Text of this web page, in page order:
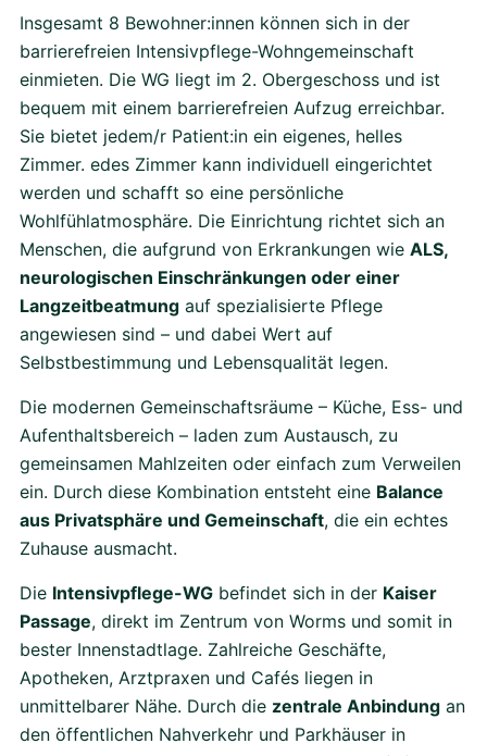
Insgesamt 8 Bewohner:innen können sich in der
barrierefreien Intensivpflege-Wohngemeinschaft
einmieten. Die WG liegt im 2. Obergeschoss und ist
bequem mit einem barrierefreien Aufzug erreichbar.
Sie bietet jedem/r Patient:in ein eigenes, helles
Zimmer. edes Zimmer kann individuell eingerichtet
werden und schafft so eine persönliche
Wohlfühlatmosphäre. Die Einrichtung richtet sich an
Menschen, die aufgrund von Erkrankungen wie ALS,
neurologischen Einschränkungen oder einer
Langzeitbeatmung auf spezialisierte Pflege
angewiesen sind – und dabei Wert auf
Selbstbestimmung und Lebensqualität legen.
Die modernen Gemeinschaftsräume – Küche, Ess- und
Aufenthaltsbereich – laden zum Austausch, zu
gemeinsamen Mahlzeiten oder einfach zum Verweilen
ein. Durch diese Kombination entsteht eine Balance
aus Privatsphäre und Gemeinschaft, die ein echtes
Zuhause ausmacht.
Die Intensivpflege-WG befindet sich in der Kaiser
Passage, direkt im Zentrum von Worms und somit in
bester Innenstadtlage. Zahlreiche Geschäfte,
Apotheken, Arztpraxen und Cafés liegen in
unmittelbarer Nähe. Durch die zentrale Anbindung an
den öffentlichen Nahverkehr und Parkhäuser in